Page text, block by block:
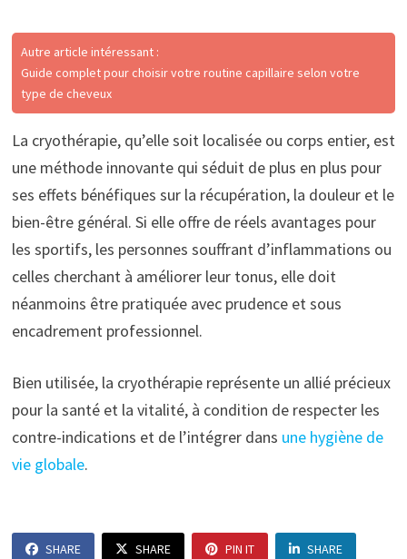
Autre article intéressant :
Guide complet pour choisir votre routine capillaire selon votre
type de cheveux
La cryothérapie, qu’elle soit localisée ou corps entier, est
une méthode innovante qui séduit de plus en plus pour
ses effets bénéfiques sur la récupération, la douleur et le
bien-être général. Si elle offre de réels avantages pour
les sportifs, les personnes souffrant d’inflammations ou
celles cherchant à améliorer leur tonus, elle doit
néanmoins être pratiquée avec prudence et sous
encadrement professionnel.
Bien utilisée, la cryothérapie représente un allié précieux
pour la santé et la vitalité, à condition de respecter les
contre-indications et de l’intégrer dans une hygiène de
vie globale.
SHARE SHARE PIN IT SHARE